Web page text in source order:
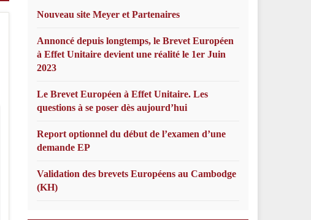
Nouveau site Meyer et Partenaires
Annoncé depuis longtemps, le Brevet Européen
à Effet Unitaire devient une réalité le 1er Juin
2023
Le Brevet Européen à Effet Unitaire. Les
questions à se poser dès aujourd’hui
Report optionnel du début de l’examen d’une
demande EP
Validation des brevets Européens au Cambodge
(KH)